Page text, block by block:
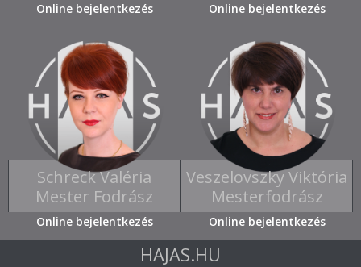
Online bejelentkezés Online bejelentkezés
Schreck Valéria
Mester Fodrász
Online bejelentkezés
Veszelovszky Viktória
Mesterfodrász
Online bejelentkezés
HAJAS.HU